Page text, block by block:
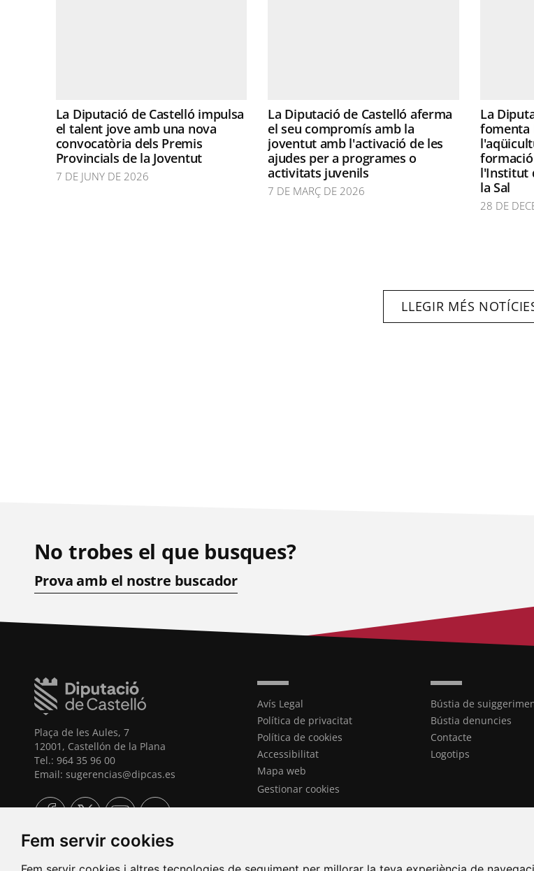
Fem servir cookies
La Diputació de Castelló impulsa
el talent jove amb una nova
convocatòria dels Premis
Provincials de la Joventut
7 DE JUNY DE 2026
La Diputació de Castelló aferma
el seu compromís amb la
joventut amb l'activació de les
ajudes per a programes o
activitats juvenils
7 DE MARÇ DE 2026
La
fomenta
l'Institut
la Sal
28 DE
LLEGIR MÉS
No trobes el que busques?
Prova amb el nostre buscador
Plaça de les Aules, 7
12001, Castellón de la Plana
Tel.: 964 35 96 00
Email: sugerencias@dipcas.es
Avís Legal
Política de privacitat
Política de cookies
Accessibilitat
Mapa web
Gestionar cookies
Bústia de
Bústia denuncies
Contacte
Logotips